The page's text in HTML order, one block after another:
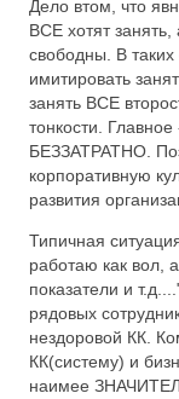
Дело втом, что
ВСЕ хотят
свободны. В таких
имитировать
занять ВСЕ
тонкости.
БЕЗЗАТРАТНО.
корпоративную
развития
Типичная
работаю как вол,
показатели и
рядовых
нездоровой КК.
КК(систему) и
наимее